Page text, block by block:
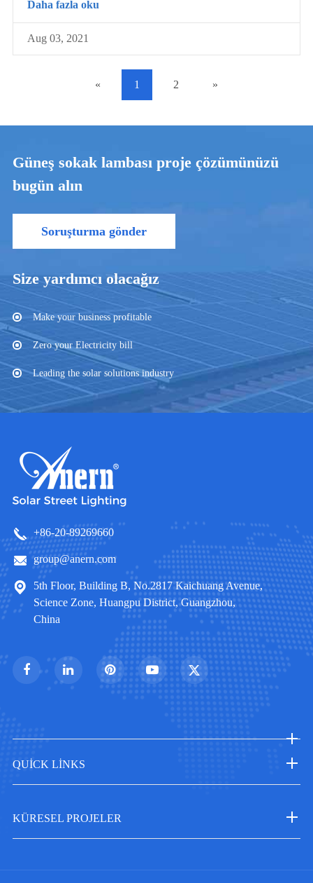
Daha fazla oku
Aug 03, 2021
« 1 2 »
Güneş sokak lambası proje çözümünüzü
bugün alın
Soruşturma gönder
Size yardımcı olacağız
Make your business profitable
Zero your Electricity bill
Leading the solar solutions industry
+86-20-89269660
group@anern.com
5th Floor, Building B, No.2817 Kaichuang Avenue,
Science Zone, Huangpu District, Guangzhou,
China
QUICK LINKS
KÜRESEL PROJELER